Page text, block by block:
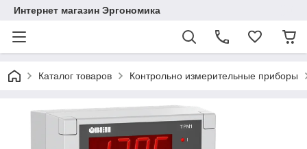
Интернет магазин Эргономика
Каталог товаров Контрольно измерительные приборы